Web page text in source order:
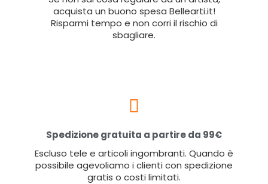
acquista un buono spesa Bellearti.it!
Risparmi tempo e non corri il rischio di
sbagliare.
Spedizione gratuita a partire da 99€
Escluso tele e articoli ingombranti. Quando è
possibile agevoliamo i clienti con spedizione
gratis o costi limitati.